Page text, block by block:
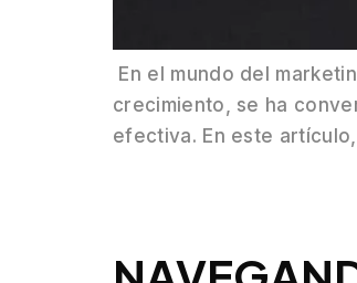
En el mundo del
crecimiento, se ha
efectiva. En este